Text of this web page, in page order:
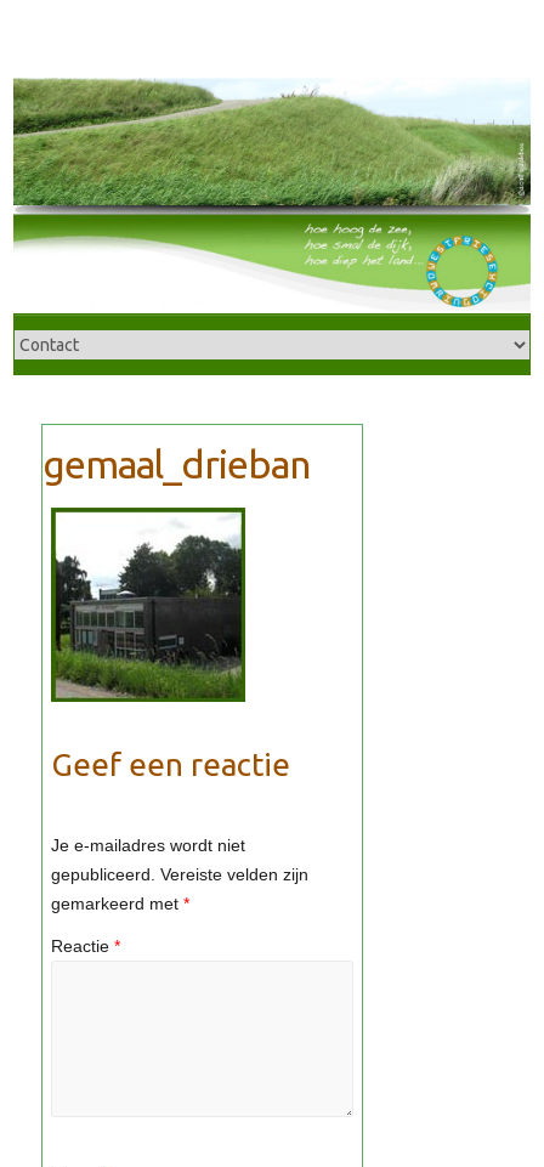
Geef een reactie
Je e-mailadres wordt niet
gepubliceerd. Vereiste velden zijn
gemarkeerd met *
Reactie *